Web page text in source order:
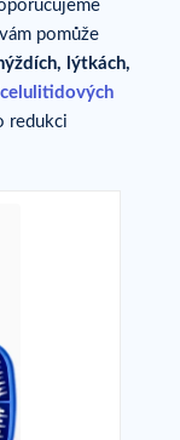
pomůže
lýtkách,
redukci